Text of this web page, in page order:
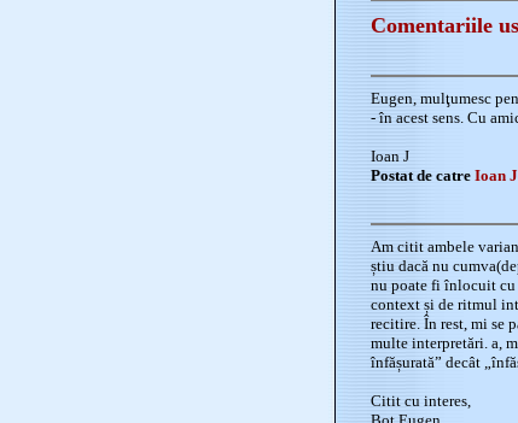
Comentariile
Eugen, mulţumesc
- în acest sens. Cu
Ioan J
Postat de catre Ioan
Am citit ambele
știu dacă nu
nu poate fi înlocuit cu
context și de ritmul
recitire. În rest, mi se
multe interpretări. a,
înfășurată” decât
Citit cu interes,